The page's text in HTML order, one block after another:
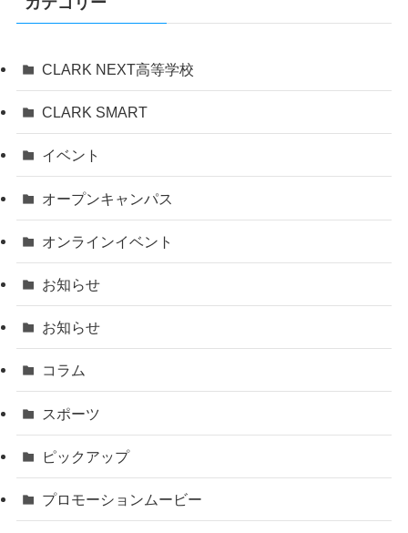
CLARK NEXT高等学校
CLARK SMART
イベント
オープンキャンパス
オンラインイベント
お知らせ
お知らせ
コラム
スポーツ
ピックアップ
プロモーションムービー